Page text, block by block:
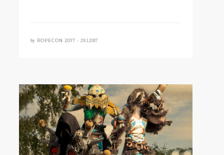
by ROPECON 2017 • 29.1.2017